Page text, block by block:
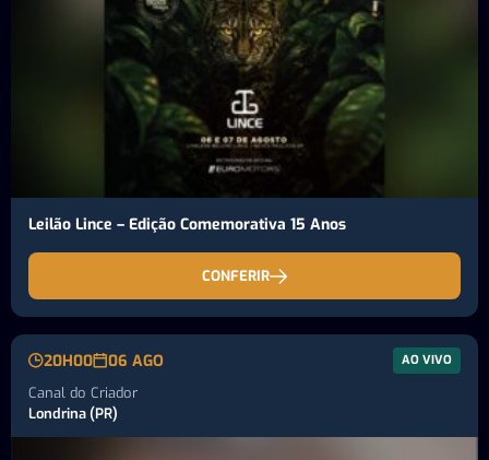
Leilão Lince – Edição Comemorativa 15 Anos
CONFERIR
20H00 06 AGO AO VIVO
Canal do Criador
Londrina (PR)